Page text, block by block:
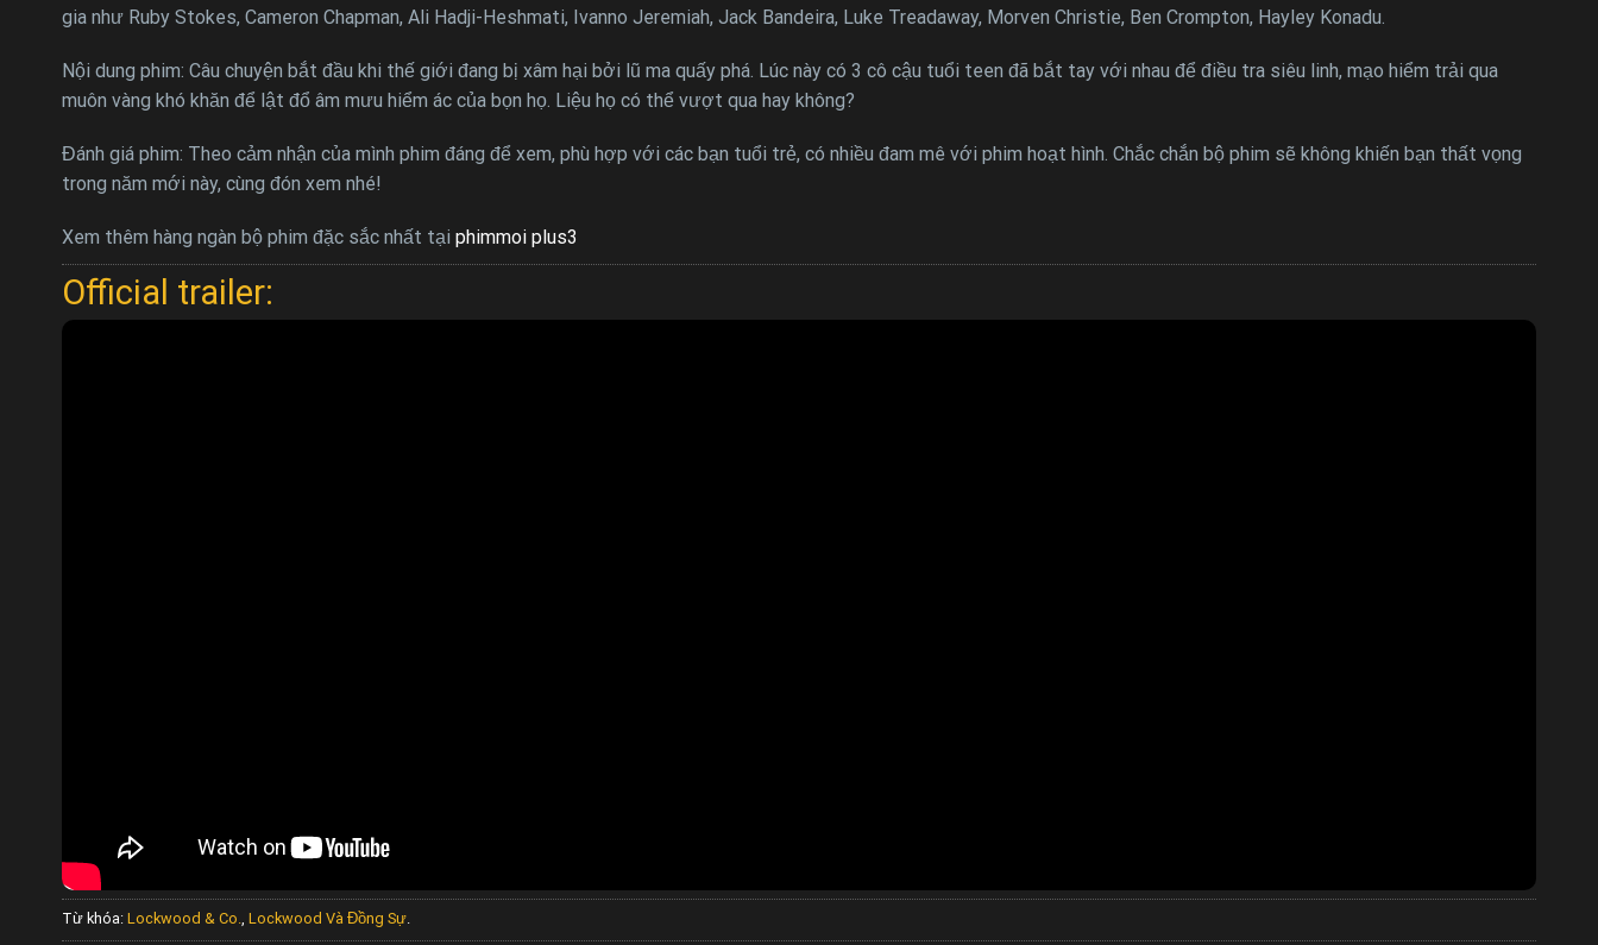
gia như Ruby Stokes, Cameron Chapman, Ali Hadji-Heshmati, Ivanno Jeremiah, Jack Bandeira, Luke Treadaway, Morven Christie, Ben Crompton, Hayley Konadu.
Nội dung phim: Câu chuyện bắt đầu khi thế giới đang bị xâm hại bởi lũ ma quấy phá. Lúc này có 3 cô cậu tuổi teen đã bắt tay với nhau để điều tra siêu linh, mạo hiểm trải qua
muôn vàng khó khăn để lật đổ âm mưu hiểm ác của bọn họ. Liệu họ có thể vượt qua hay không?
Đánh giá phim: Theo cảm nhận của mình phim đáng để xem, phù hợp với các bạn tuổi trẻ, có nhiều đam mê với phim hoạt hình. Chắc chắn bộ phim sẽ không khiến bạn thất vọng
trong năm mới này, cùng đón xem nhé!
Xem thêm hàng ngàn bộ phim đặc sắc nhất tại phimmoi plus3
Official trailer:
Từ khóa: Lockwood & Co. Lockwood Và Đồng Sự